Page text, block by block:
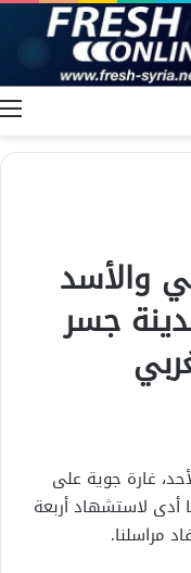
والأسد
جسر
غارة جوية على
أدى لاستشهاد أربعة
مراسلنا.